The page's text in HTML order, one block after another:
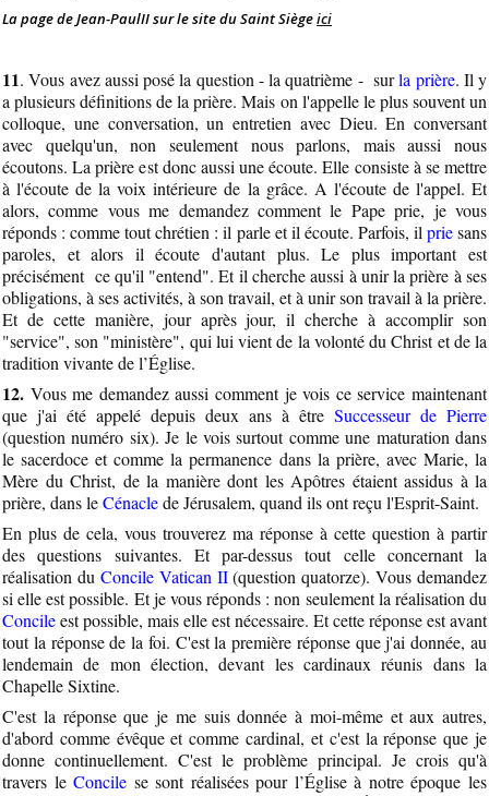
La page de Jean-PaulII sur le site du Saint Siègeici
11. Vous avez aussi posé la question - la quatrième - surla prière. Il y
a plusieurs définitions de la prière. Mais on l'appelle le plus souvent un
colloque, une conversation, un entretien avec Dieu. En conversant
avec quelqu'un, non seulement nous parlons, mais aussi nous
écoutons. La prière est donc aussi une écoute. Elle consiste à se mettre
à l'écoute de la voix intérieure de la grâce. A l'écoute de l'appel. Et
alors, comme vous me demandez comment le Pape prie, je vous
réponds : comme tout chrétien : il parle et il écoute. Parfois, il priesans
paroles, et alors il écoute d'autant plus. Le plus important est
précisément ce qu'il "entend". Et il cherche aussi à unir la prière à ses
obligations, à ses activités, à son travail, et à unir son travail à la prière.
Et de cette manière, jour après jour, il cherche à accomplir son
"service", son "ministère", qui lui vient de la volonté du Christ et de la
tradition vivante de l’Église.
12. Vous me demandez aussi comment je vois ce service maintenant
que j'ai été appelé depuis deux ans à être Successeur de Pierre
(question numéro six). Je le vois surtout comme une maturation dans
le sacerdoce et comme la permanence dans la prière, avec Marie, la
Mère du Christ, de la manière dont les Apôtres étaient assidus à la
prière, dans leCénaclede Jérusalem, quand ils ont reçu l'Esprit-Saint.
En plus de cela, vous trouverez ma réponse à cette question à partir
des questions suivantes. Et par-dessus tout celle concernant la
réalisation du Concile Vatican II(question quatorze). Vous demandez
si elle est possible. Et je vous réponds : non seulement la réalisation du
Concileest possible, mais elle est nécessaire. Et cette réponse est avant
tout la réponse de la foi. C'est la première réponse que j'ai donnée, au
lendemain de mon élection, devant les cardinaux réunis dans la
Chapelle Sixtine.
C'est la réponse que je me suis donnée à moi-même et aux autres,
d'abord comme évêque et comme cardinal, et c'est la réponse que je
donne continuellement. C'est le problème principal. Je crois qu'à
travers leConcile se sont réalisées pour l’Église à notre époque les